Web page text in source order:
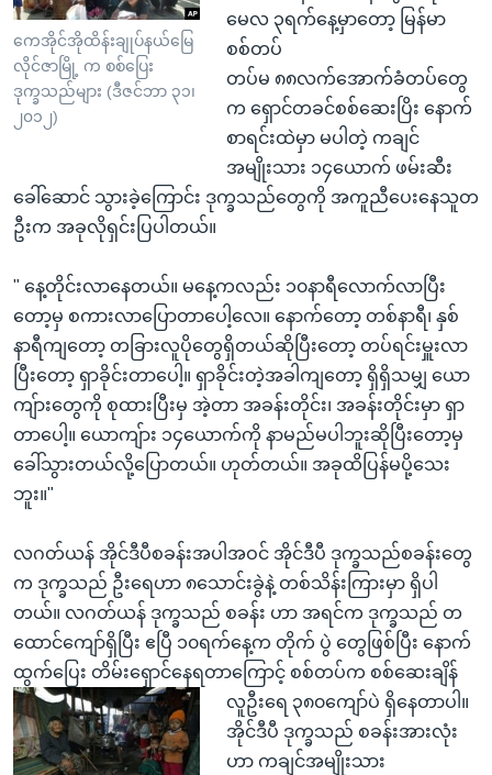
ကေအိုင်အိုထိန်းချုပ်နယ်မြေ
လိုင်ဇာမြို့ က စစ်ပြေး
ဒုက္ခသည်များ (ဒီဇင်ဘာ ၃၁၊
၂၀၁၂)
မေလ ၃ရက်နေ့မှာတော့ မြန်မာ
စစ်တပ်
တပ်မ ၈၈လက်အောက်ခံတပ်တွေ
က ရှောင်တခင်စစ်ဆေးပြိး နောက်
စာရင်းထဲမှာ မပါတဲ့ ကချင်
အမျိုးသား ၁၄ယောက် ဖမ်းဆီး
ခေါ်ဆောင် သွားခဲ့ကြောင်း ဒုက္ခသည်တွေကို အကူညီပေးနေသူတ
ဦးက အခုလိုရှင်းပြပါတယ်။
" နေ့တိုင်းလာနေတယ်။ မနေ့ကလည်း ၁၀နာရီလောက်လာပြီး
တော့မှ စကားလာပြောတာပေါ့လေ။ နောက်တော့ တစ်နာရီ၊ နှစ်
နာရီကျတော့ တခြားလူပိုတွေရှိတယ်ဆိုပြီးတော့ တပ်ရင်းမှူးလာ
ပြီးတော့ ရှာခိုင်းတာပေါ့။ ရှာခိုင်းတဲ့အခါကျတော့ ရှိရှိသမျှ ယော
ကျ်ားတွေကို စုထားပြီးမှ အဲ့တာ အခန်းတိုင်း၊ အခန်းတိုင်းမှာ ရှာ
တာပေါ့။ ယောကျ်ား ၁၄ယောက်ကို နာမည်မပါဘူးဆိုပြီးတော့မှ
ခေါ်သွားတယ်လို့ပြောတယ်။ ဟုတ်တယ်။ အခုထိပြန်မပို့သေး
ဘူး။"
လဂတ်ယန် အိုင်ဒီပီစခန်းအပါအဝင် အိုင်ဒီပီ ဒုက္ခသည်စခန်းတွေ
က ဒုက္ခသည် ဦးရေဟာ ၈သောင်းခွဲနဲ့ တစ်သိန်းကြားမှာ ရှိပါ
တယ်။ လဂတ်ယန် ဒုက္ခသည် စခန်း ဟာ အရင်က ဒုက္ခသည် တ
ထောင်ကျော်ရှိပြီး ဧပြီ ၁၀ရက်နေ့က တိုက် ပွဲ တွေဖြစ်ပြီး နောက်
ထွက်ပြေး တိမ်းရှောင်နေရတာကြောင့် စစ်တပ်က စစ်ဆေးချိန်
လူဦးရေ ၃၈၀ကျော်ပဲ ရှိနေတာပါ။
အိုင်ဒီပီ ဒုက္ခသည် စခန်းအားလုံး
ဟာ ကချင်အမျိုးသား